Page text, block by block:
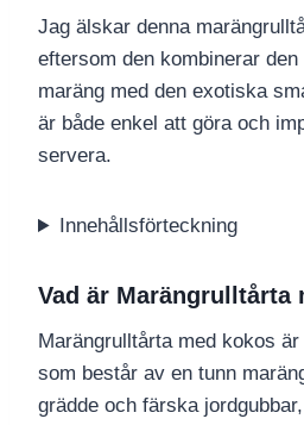
Jag älskar denna
eftersom den kombinerar
maräng med den exotiska
är både enkel att göra och
servera.
Innehållsförteckning
Vad är Marängrulltårta
Marängrulltårta med kokos
som består av en tunn
grädde och färska